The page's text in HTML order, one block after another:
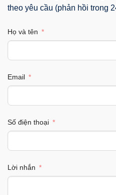
theo yêu cầu (phản hồi trong
Họ và tên
Email
Số điện thoại
Lời nhắn